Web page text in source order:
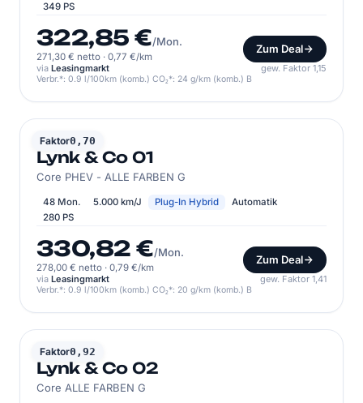
349 PS
322,85 €/Mon.
271,30 € netto · 0,77 €/km
Zum Deal
via Leasingmarkt gew. Faktor 1,15
Verbr.*: 0.9 l/100km (komb.) CO₂*: 24 g/km (komb.) B
Faktor0,70
LYNK & CO
Lynk & Co 01
Core PHEV - ALLE FARBEN G
48 Mon. 5.000 km/J Plug-In Hybrid
Automatik
280 PS
330,82 €/Mon.
278,00 € netto · 0,79 €/km
Zum Deal
via Leasingmarkt gew. Faktor 1,41
Verbr.*: 0.9 l/100km (komb.) CO₂*: 20 g/km (komb.) B
Faktor0,92
LYNK & CO
Lynk & Co 02
Core ALLE FARBEN G